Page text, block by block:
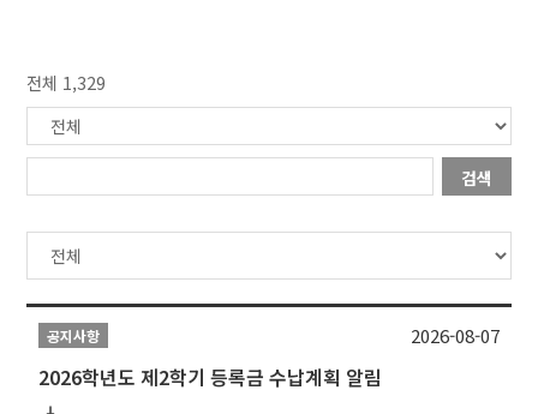
전체 1,329
검색
공지사항
2026학년도 제2학기 등록금 수납계획 알림
2026-08-07